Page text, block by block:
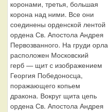
коронами, третья, большая
корона над ними. Все они
соединены орденской лентой
ордена Св. Апостола Андрея
Первозванного. На груди орла
расположен Московский
герб — щит с изображением
Георгия Победоносца,
поражающего копьем
дракона. Вокруг щита цепь
ордена Св. Апостола Андрея